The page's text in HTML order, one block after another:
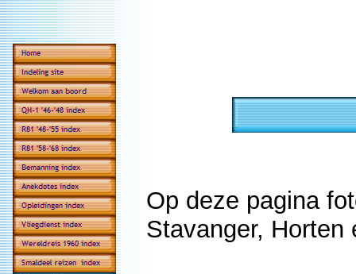
Op deze pagina
Stavanger, Horten